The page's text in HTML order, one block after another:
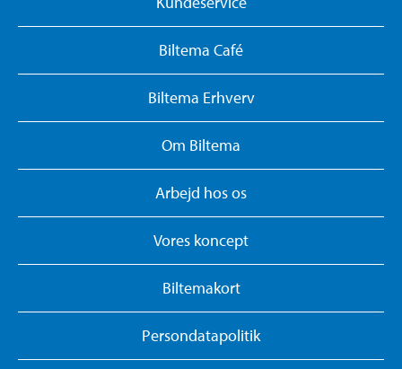
Biltema Café
Biltema Erhverv
Om Biltema
Arbejd hos os
Vores koncept
Biltemakort
Persondatapolitik